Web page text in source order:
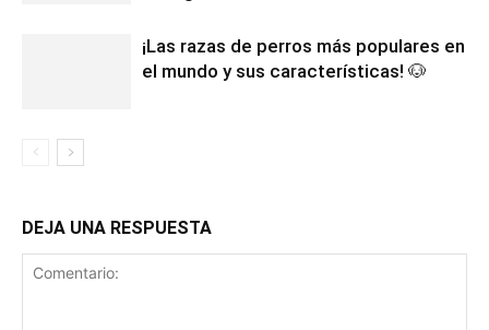
¡Las razas de perros más populares en
el mundo y sus características! 🐶
DEJA UNA RESPUESTA